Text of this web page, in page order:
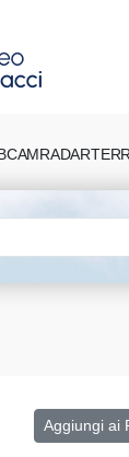
RADAR
Aggiungi ai